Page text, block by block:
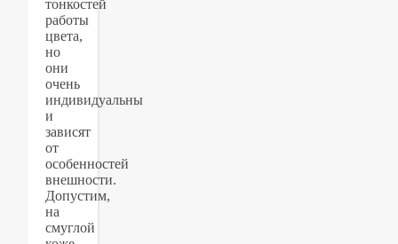
тонкостей
работы
цвета,
но
они
очень
индивидуальны
и
зависят
от
особенностей
внешности.
Допустим,
на
смуглой